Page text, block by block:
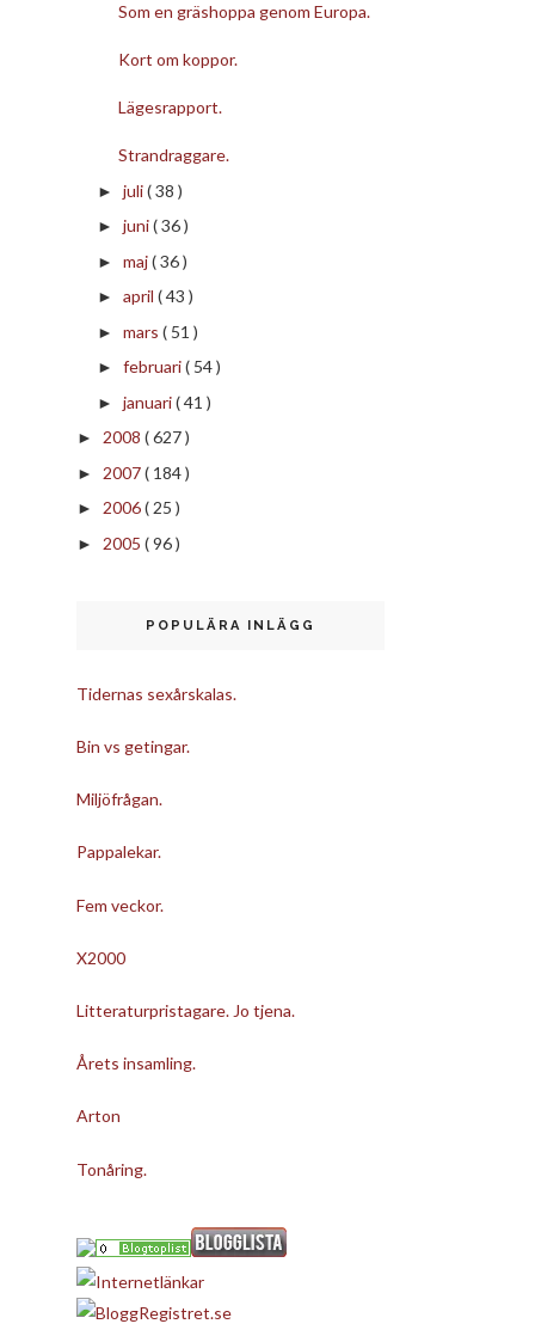
Som en gräshoppa genom Europa.
Kort om koppor.
Lägesrapport.
Strandraggare.
► juli( 38 )
► juni( 36 )
► maj( 36 )
► april ( 43 )
► mars ( 51 )
► februari( 54 )
► januari( 41 )
► 2008 ( 627 )
► 2007( 184 )
► 2006( 25 )
► 2005 ( 96 )
POPULÄRA INLÄGG
Tidernas sexårskalas.
Bin vs getingar.
Miljöfrågan.
Pappalekar.
Fem veckor.
X2000
Litteraturpristagare. Jo tjena.
Årets insamling.
Arton
Tonåring.